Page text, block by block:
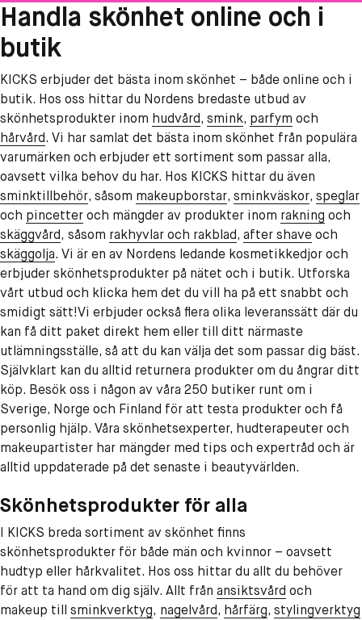
Handla skönhet online och i
butik
KICKS erbjuder det bästa inom skönhet – både online och i
butik. Hos oss hittar du Nordens bredaste utbud av
skönhetsprodukter inom hudvård, smink, parfym och
hårvård. Vi har samlat det bästa inom skönhet från populära
varumärken och erbjuder ett sortiment som passar alla,
oavsett vilka behov du har. Hos KICKS hittar du även
sminktillbehör, såsom makeupborstar, sminkväskor, speglar
och pincetteroch mängder av produkter inom rakning och
skäggvård, såsom rakhyvlar och rakblad, after shaveoch
skäggolja. Vi är en av Nordens ledande kosmetikkedjor och
erbjuder skönhetsprodukter på nätet och i butik. Utforska
vårt utbud och klicka hem det du vill ha på ett snabbt och
smidigt sätt!Vi erbjuder också flera olika leveranssätt där du
kan få ditt paket direkt hem eller till ditt närmaste
utlämningsställe, så att du kan välja det som passar dig bäst.
Självklart kan du alltid returnera produkter om du ångrar ditt
köp. Besök oss i någon av våra 250 butiker runt om i
Sverige, Norge och Finland för att testa produkter och få
personlig hjälp. Våra skönhetsexperter, hudterapeuter och
makeupartister har mängder med tips och expertråd och är
alltid uppdaterade på det senaste i beautyvärlden.
Skönhetsprodukter för alla
I KICKS breda sortiment av skönhet finns
skönhetsprodukter för både män och kvinnor – oavsett
hudtyp eller hårkvalitet. Hos oss hittar du allt du behöver
för att ta hand om dig själv. Allt från ansiktsvård och
makeup till sminkverktyg, nagelvård, hårfärg, stylingverktyg